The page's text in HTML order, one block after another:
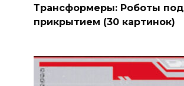
Трансформеры: Роботы под
прикрытием (30 картинок)